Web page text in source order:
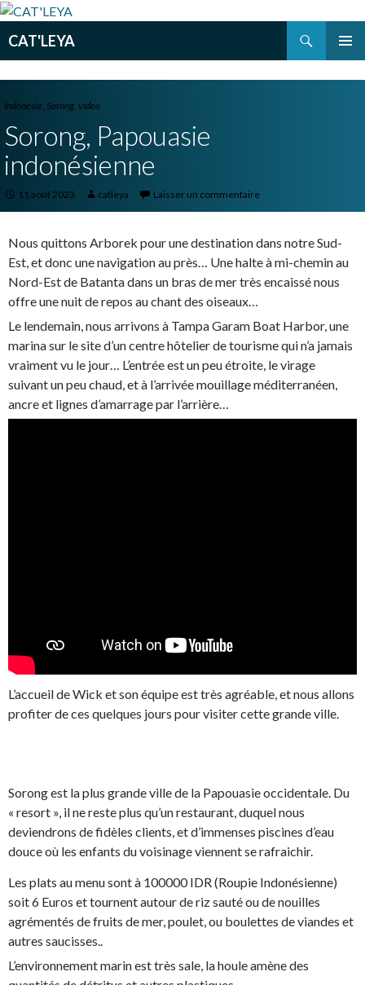
CAT'LEYA
PRINCIPAL
Indonésie Sorong video
Sorong, Papouasie
indonésienne
11 août 2023 catleya Laisser un commentaire
Nous quittons Arborek pour une destination dans notre Sud-
Est, et donc une navigation au près… Une halte à mi-chemin au
Nord-Est de Batanta dans un bras de mer très encaissé nous
offre une nuit de repos au chant des oiseaux…
Le lendemain, nous arrivons à Tampa Garam Boat Harbor, une
marina sur le site d’un centre hôtelier de tourisme qui n’a jamais
vraiment vu le jour… L’entrée est un peu étroite, le virage
suivant un peu chaud, et à l’arrivée mouillage méditerranéen,
ancre et lignes d’amarrage par l’arrière…
L’accueil de Wick et son équipe est très agréable, et nous allons
profiter de ces quelques jours pour visiter cette grande ville.
Sorong est la plus grande ville de la Papouasie occidentale. Du
« resort », il ne reste plus qu’un restaurant, duquel nous
deviendrons de fidèles clients, et d’immenses piscines d’eau
douce où les enfants du voisinage viennent se rafraichir.
Les plats au menu sont à 100000 IDR (Roupie Indonésienne)
soit 6 Euros et tournent autour de riz sauté ou de nouilles
agrémentés de fruits de mer, poulet, ou boulettes de viandes et
autres saucisses..
L’environnement marin est très sale, la houle amène des